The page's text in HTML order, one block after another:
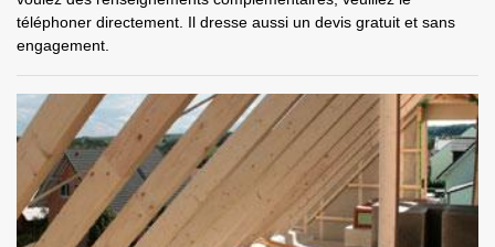
téléphoner directement. Il dresse aussi un devis gratuit et sans
engagement.